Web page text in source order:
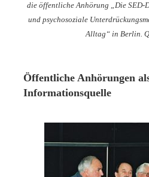
die öffentliche Anhörung „Die
und psychosoziale
Alltag“ in Berlin.
Öffentliche Anhörungen
Informationsquelle